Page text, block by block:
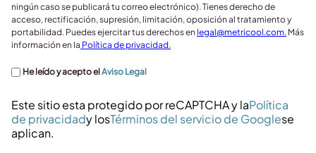
ningún caso se publicará tu correo electrónico). Tienes derecho de
acceso, rectificación, supresión, limitación, oposición al tratamiento y
portabilidad. Puedes ejercitar tus derechos en legal@metricool.com. Más
información en la Política de privacidad.
He leído y acepto elAviso Legal
Este sitio esta protegido por reCAPTCHA y laPolítica
de privacidady losTérminos del servicio de Googlese
aplican.